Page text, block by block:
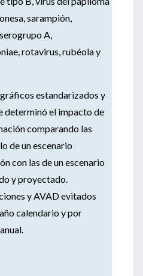
sarampión,
A,
rotavirus, rubéola y
estandarizados y
determinó el impacto de
comparando las
de un escenario
con las de un escenario
y proyectado.
y AVAD evitados
calendario y por